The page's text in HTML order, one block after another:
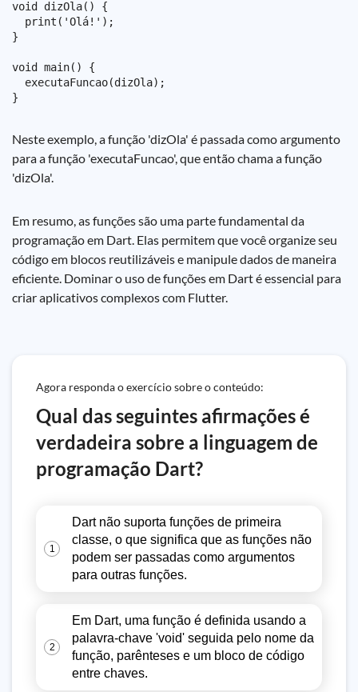
void dizOla() {
  print('Olá!');
}
void main() {
  executaFuncao(dizOla);
Neste exemplo, a função 'dizOla' é passada como argumento
para a função 'executaFuncao', que então chama a função
'dizOla'.
Em resumo, as funções são uma parte fundamental da
programação em Dart. Elas permitem que você organize seu
código em blocos reutilizáveis e manipule dados de maneira
eficiente. Dominar o uso de funções em Dart é essencial para
criar aplicativos complexos com Flutter.
Agora responda o exercício sobre o conteúdo:
Qual das seguintes afirmações é
verdadeira sobre a linguagem de
programação Dart?
1
Dart não suporta funções de primeira
classe, o que significa que as funções não
podem ser passadas como argumentos
para outras funções.
2
Em Dart, uma função é definida usando a
palavra-chave 'void' seguida pelo nome da
função, parênteses e um bloco de código
entre chaves.